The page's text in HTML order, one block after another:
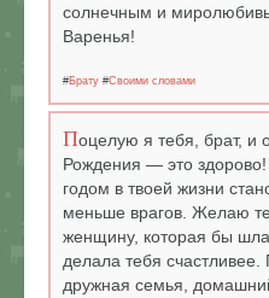
солнечным и
Варенья!
#Брату #Своими словами
Поцелую я тебя, брат, и
Рождения — это
годом в твоей жизни
меньше врагов. Желаю
женщину, которая бы
делала тебя счастливее.
дружная семья,